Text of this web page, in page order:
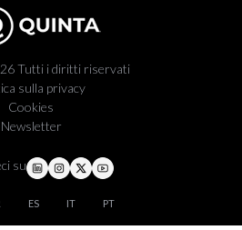
Tutti i diritti riservati
sulla privacy
Cookies
Newsletter
su
ES IT PT